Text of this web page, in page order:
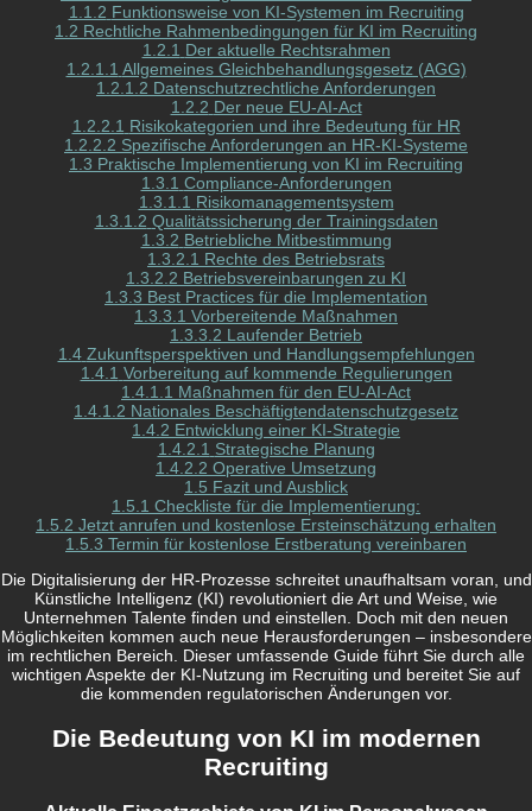
1.1.2 Funktionsweise von KI-Systemen im Recruiting
1.2 Rechtliche Rahmenbedingungen für KI im Recruiting
1.2.1 Der aktuelle Rechtsrahmen
1.2.1.1 Allgemeines Gleichbehandlungsgesetz (AGG)
1.2.1.2 Datenschutzrechtliche Anforderungen
1.2.2 Der neue EU-AI-Act
1.2.2.1 Risikokategorien und ihre Bedeutung für HR
1.2.2.2 Spezifische Anforderungen an HR-KI-Systeme
1.3 Praktische Implementierung von KI im Recruiting
1.3.1 Compliance-Anforderungen
1.3.1.1 Risikomanagementsystem
1.3.1.2 Qualitätssicherung der Trainingsdaten
1.3.2 Betriebliche Mitbestimmung
1.3.2.1 Rechte des Betriebsrats
1.3.2.2 Betriebsvereinbarungen zu KI
1.3.3 Best Practices für die Implementation
1.3.3.1 Vorbereitende Maßnahmen
1.3.3.2 Laufender Betrieb
1.4 Zukunftsperspektiven und Handlungsempfehlungen
1.4.1 Vorbereitung auf kommende Regulierungen
1.4.1.1 Maßnahmen für den EU-AI-Act
1.4.1.2 Nationales Beschäftigtendatenschutzgesetz
1.4.2 Entwicklung einer KI-Strategie
1.4.2.1 Strategische Planung
1.4.2.2 Operative Umsetzung
1.5 Fazit und Ausblick
1.5.1 Checkliste für die Implementierung:
1.5.2 Jetzt anrufen und kostenlose Ersteinschätzung erhalten
1.5.3 Termin für kostenlose Erstberatung vereinbaren
Die Digitalisierung der HR-Prozesse schreitet unaufhaltsam voran, und
Künstliche Intelligenz (KI) revolutioniert die Art und Weise, wie
Unternehmen Talente finden und einstellen. Doch mit den neuen
Möglichkeiten kommen auch neue Herausforderungen – insbesondere
im rechtlichen Bereich. Dieser umfassende Guide führt Sie durch alle
wichtigen Aspekte der KI-Nutzung im Recruiting und bereitet Sie auf
die kommenden regulatorischen Änderungen vor.
Die Bedeutung von KI im modernen
Recruiting